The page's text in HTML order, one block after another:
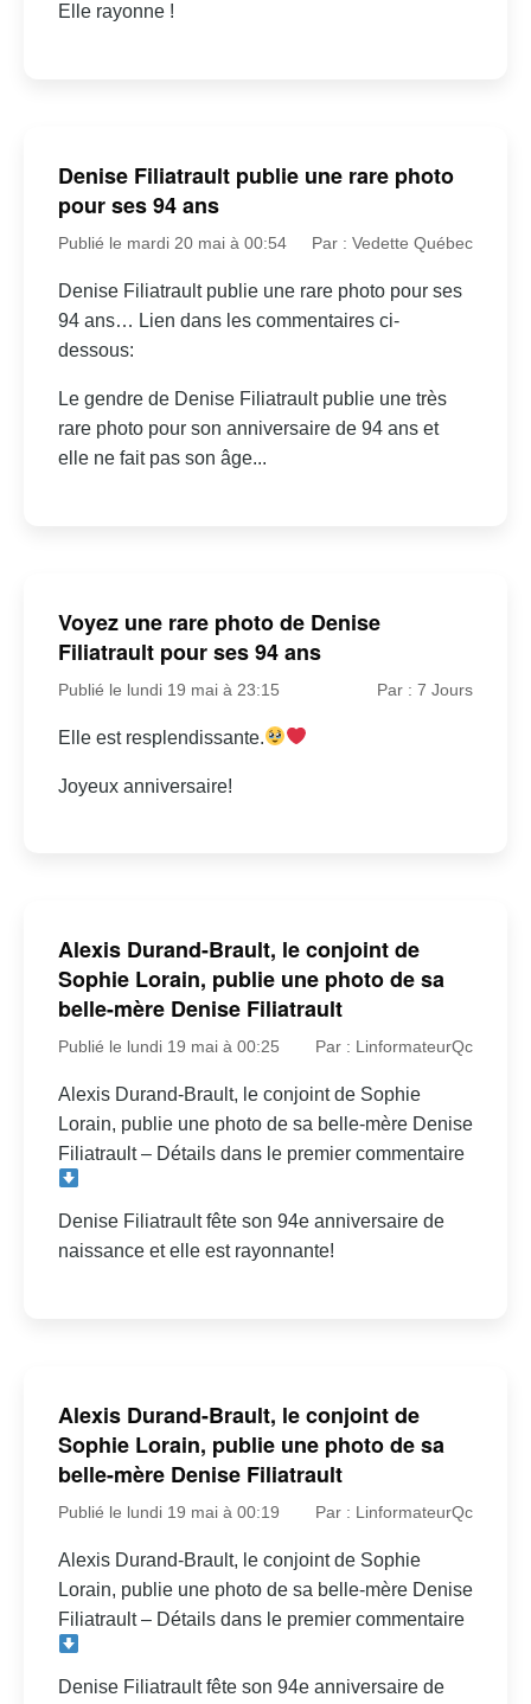
Elle rayonne !
Denise Filiatrault publie une rare photo
pour ses 94 ans
Publié le mardi 20 mai à 00:54 Par : Vedette Québec
Denise Filiatrault publie une rare photo pour ses
94 ans… Lien dans les commentaires ci-
dessous:
Le gendre de Denise Filiatrault publie une très
rare photo pour son anniversaire de 94 ans et
elle ne fait pas son âge...
Voyez une rare photo de Denise
Filiatrault pour ses 94 ans
Publié le lundi 19 mai à 23:15 Par : 7 Jours
Elle est resplendissante.
Joyeux anniversaire!
Alexis Durand-Brault, le conjoint de
Sophie Lorain, publie une photo de sa
belle-mère Denise Filiatrault
Publié le lundi 19 mai à 00:25 Par : LinformateurQc
Alexis Durand-Brault, le conjoint de Sophie
Lorain, publie une photo de sa belle-mère Denise
Filiatrault – Détails dans le premier commentaire
Denise Filiatrault fête son 94e anniversaire de
naissance et elle est rayonnante!
Alexis Durand-Brault, le conjoint de
Sophie Lorain, publie une photo de sa
belle-mère Denise Filiatrault
Publié le lundi 19 mai à 00:19 Par : LinformateurQc
Alexis Durand-Brault, le conjoint de Sophie
Lorain, publie une photo de sa belle-mère Denise
Filiatrault – Détails dans le premier commentaire
Denise Filiatrault fête son 94e anniversaire de